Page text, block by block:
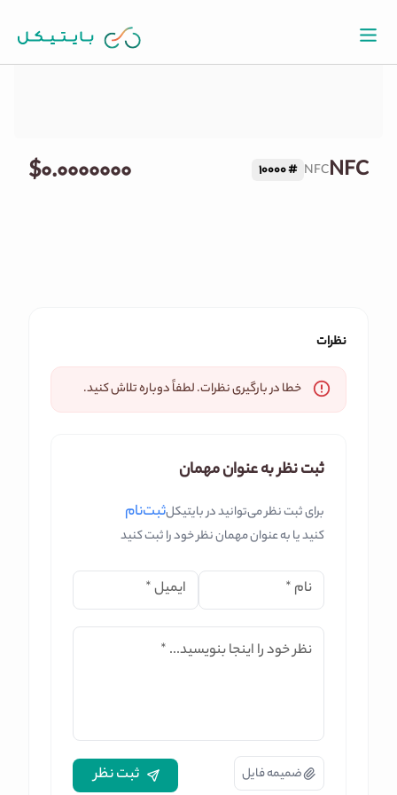
قیمت لحظه ای NFC
NFC
NFC
#
10000 $۰.۰۰۰۰۰۰۰
نظرات
خطا در بارگیری نظرات. لطفاً دوباره تلاش کنید.
ثبت نظر به عنوان مهمان
برای ثبت نظر می‌توانید در بایتیکلثبت‌نام
کنید یا به عنوان مهمان نظر خود را ثبت کنید
نام * ایمیل*
نظر خود را اینجا بنویسید... *
ضمیمه فایل ثبت نظر